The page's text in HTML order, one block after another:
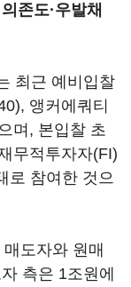
존도·우발채
최근 예비입찰
, 앵커에쿼티
며, 본입찰 초
무적투자자(FI)
로 참여한 것으
도자와 원매
측은 1조원에